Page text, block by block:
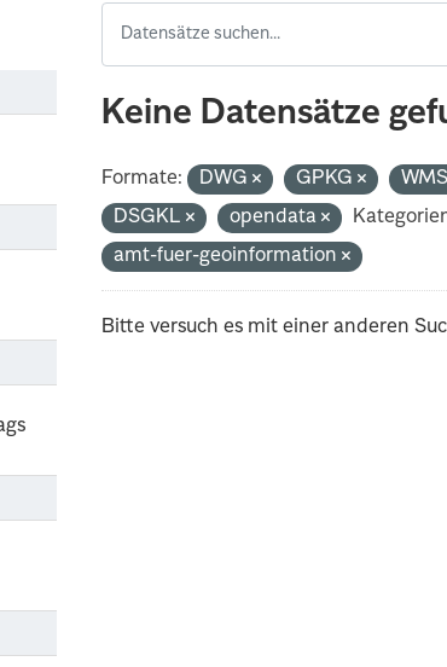
Keine Datensätze
Formate: DWG GPKG
DSGKL
opendata
amt-fuer-geoinformation
Bitte versuch es mit einer anderen